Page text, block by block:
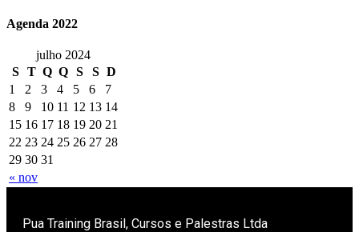
Agenda 2022
julho 2024
S
T Q Q S S D
« nov
1 2 3 4 5 6
7
8
9 10 11 12 13 14
15 16 17 18 19 20 21
22 23 24 25 26 27 28
29 30 31
Pua Training Brasil, Cursos e Palestras Ltda